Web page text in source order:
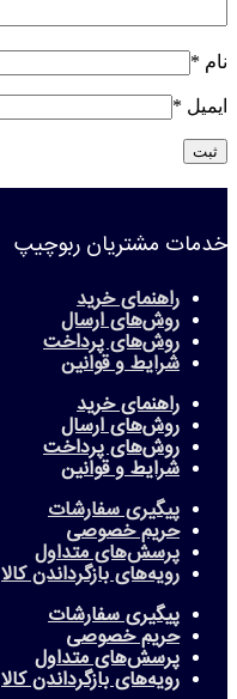
نام *
ایمیل *
خدمات مشتریان ربوچیپ
راهنمای خرید
روش‌های ارسال
روش‌های پرداخت
شرایط و قوانین
راهنمای خرید
روش‌های ارسال
روش‌های پرداخت
شرایط و قوانین
پیگیری سفارشات
حریم خصوصی
پرسش‌های متداول
رویه‌های بازگرداندن کالا
پیگیری سفارشات
حریم خصوصی
پرسش‌های متداول
رویه‌های بازگرداندن کالا